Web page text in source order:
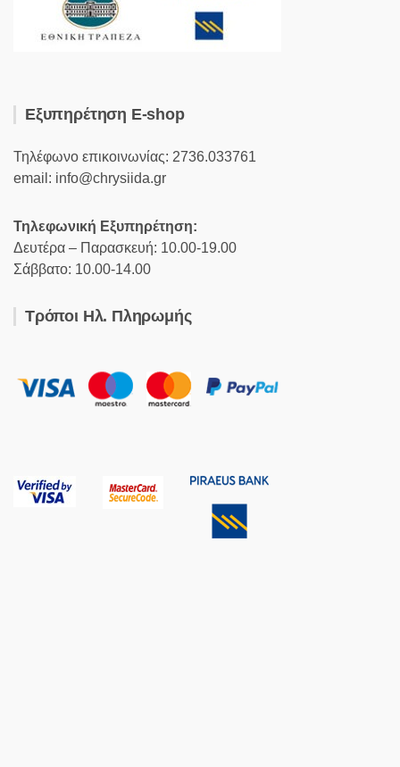
Εξυπηρέτηση E-shop
Τηλέφωνο επικοινωνίας: 2736.033761
email: info@chrysiida.gr
Τηλεφωνική Εξυπηρέτηση:
Δευτέρα – Παρασκευή: 10.00-19.00
Σάββατο: 10.00-14.00
Τρόποι Ηλ. Πληρωμής